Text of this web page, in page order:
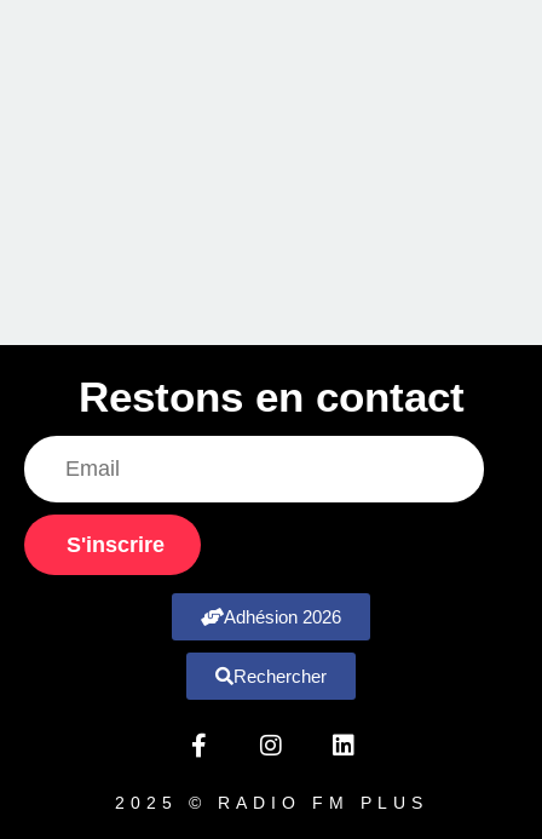
Restons en contact
S'inscrire
Adhésion 2026
Rechercher
2025 © RADIO FM PLUS